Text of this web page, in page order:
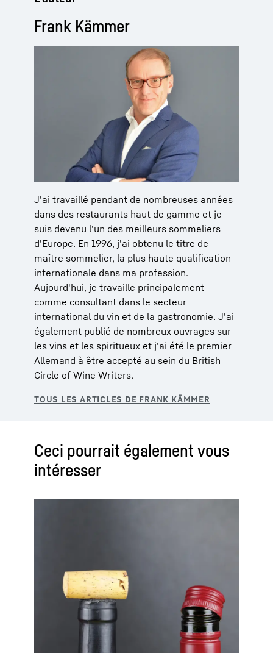
Frank Kämmer
J'ai travaillé pendant de nombreuses années
dans des restaurants haut de gamme et je
suis devenu l'un des meilleurs sommeliers
d'Europe. En 1996, j'ai obtenu le titre de
maître sommelier, la plus haute qualification
internationale dans ma profession.
Aujourd'hui, je travaille principalement
comme consultant dans le secteur
international du vin et de la gastronomie. J'ai
également publié de nombreux ouvrages sur
les vins et les spiritueux et j'ai été le premier
Allemand à être accepté au sein du British
Circle of Wine Writers.
Ceci pourrait également vous
intéresser